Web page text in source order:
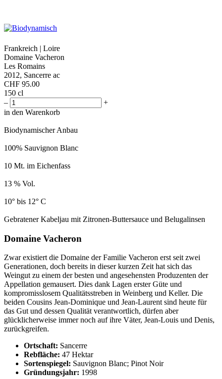
Frankreich | Loire
Domaine Vacheron
Les Romains
2012, Sancerre ac
CHF 95.00
150 cl
–
+
in den Warenkorb
Biodynamischer Anbau
100% Sauvignon Blanc
10 Mt. im Eichenfass
13 % Vol.
10° bis 12° C
Gebratener Kabeljau mit Zitronen-Buttersauce und Belugalinsen
Domaine Vacheron
Zwar existiert die Domaine der Familie Vacheron erst seit zwei
Generationen, doch bereits in dieser kurzen Zeit hat sich das
Weingut zu einem der besten und angesehensten Produzenten der
Appellation gemausert. Dies dank Lagen erster Güte und
kompromisslosem Qualitätsstreben in Weinberg und Keller. Die
beiden Cousins Jean-Dominique und Jean-Laurent sind heute für
das Gut und dessen Qualität verantwortlich, dürfen aber
glücklicherweise immer noch auf ihre Väter, Jean-Louis und Denis,
zurückgreifen.
Ortschaft: Sancerre
Rebfläche: 47 Hektar
Sortenspiegel: Sauvignon Blanc; Pinot Noir
Gründungsjahr: 1998